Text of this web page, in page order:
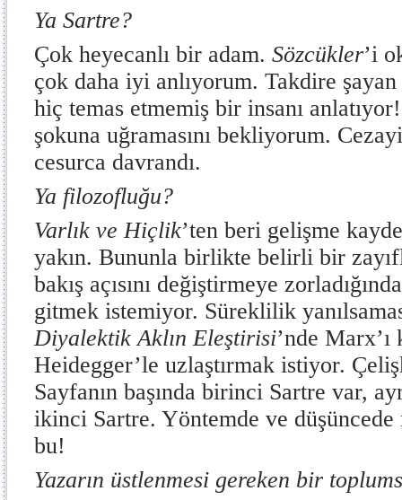
Ya Sartre?
Çok heyecanlı bir adam. Sözcükler’i
çok daha iyi anlıyorum. Takdire
hiç temas etmemiş bir insanı
şokuna uğramasını bekliyorum.
cesurca davrandı.
Ya filozofluğu?
Varlık ve Hiçlik’ten beri gelişme
yakın. Bununla birlikte belirli bir
bakış açısını değiştirmeye
gitmek istemiyor. Süreklilik
Diyalektik Aklın Eleştirisi’nde
Heidegger’le uzlaştırmak istiyor.
Sayfanın başında birinci Sartre var,
ikinci Sartre. Yöntemde ve düşüncede
bu!
Yazarın üstlenmesi gereken bir